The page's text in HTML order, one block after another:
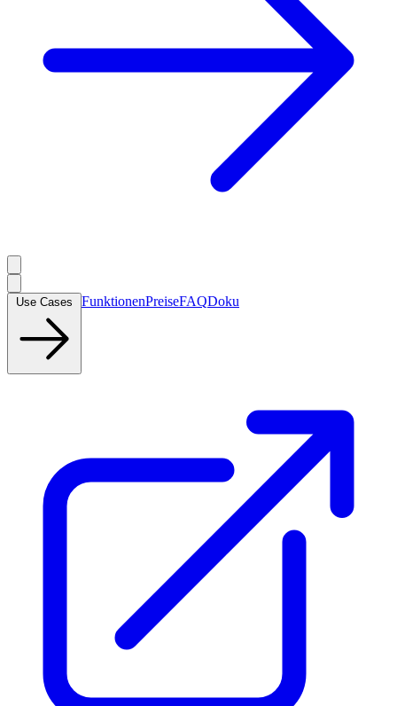
FunktionenPreiseFAQDoku